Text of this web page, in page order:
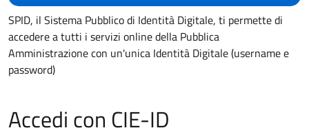
SPID, il Sistema Pubblico di Identità Digitale, ti permette di
accedere a tutti i servizi online della Pubblica
Amministrazione con un'unica Identità Digitale (username e
password)
Accedi con CIE-ID